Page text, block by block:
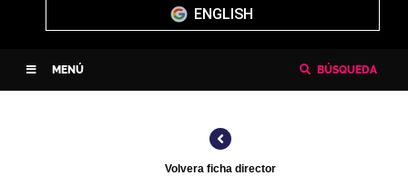
ENGLISH
MENÚ BÚSQUEDA
Volvera ficha director